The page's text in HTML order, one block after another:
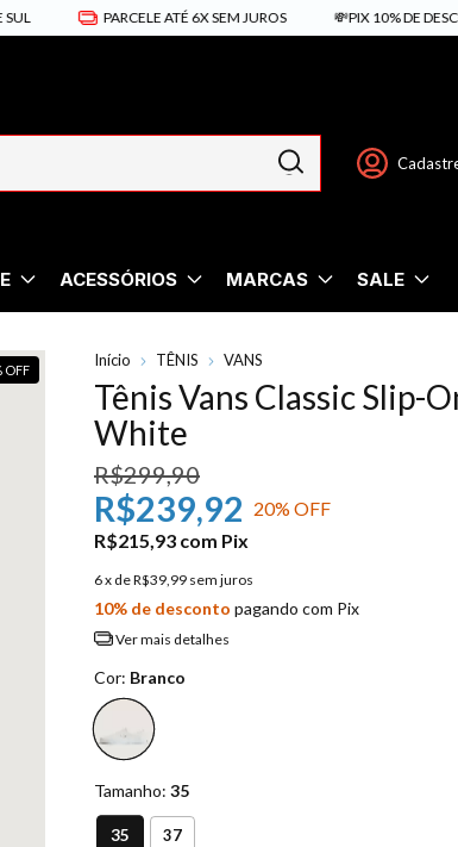
PARCELE ATÉ 6X SEM JUROS 💸PIX 10% DE DESCONTO
ACESSÓRIOS MARCAS SALE
OFF
Início TÊNIS VANS
Tênis Vans Classic Slip-
White
R$299,90
R$239,92 20% OFF
R$215,93 com Pix
6x deR$39,99 sem juros
10% de desconto pagando com Pix
Ver mais detalhes
Cor: Branco
Tamanho: 35
35 37